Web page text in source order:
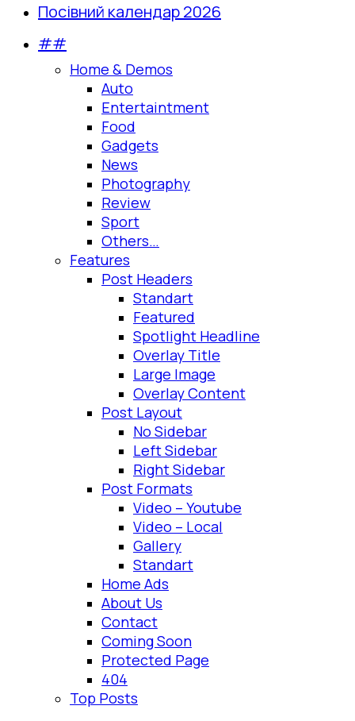
Посівний календар 2026
##
Home & Demos
Auto
Entertaintment
Food
Gadgets
News
Photography
Review
Sport
Others…
Features
Post Headers
Standart
Featured
Spotlight Headline
Overlay Title
Large Image
Overlay Content
Post Layout
No Sidebar
Left Sidebar
Right Sidebar
Post Formats
Video – Youtube
Video – Local
Gallery
Standart
Home Ads
About Us
Contact
Coming Soon
Protected Page
404
Top Posts